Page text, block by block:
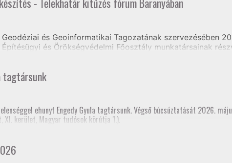
volt, hogy a jelenlegi tagozati elnök mellett három korábbi elnök is részt
és Geoinformatikai Tagozatának szervezésében
és Örökségvédelmi Főosztály munkatársainak
tagtársunk
ehunyt Engedy Gyula tagtársunk. Végső búcsúztatását 2026.
XI. kerület, Magyar tudósok körútja 1.).